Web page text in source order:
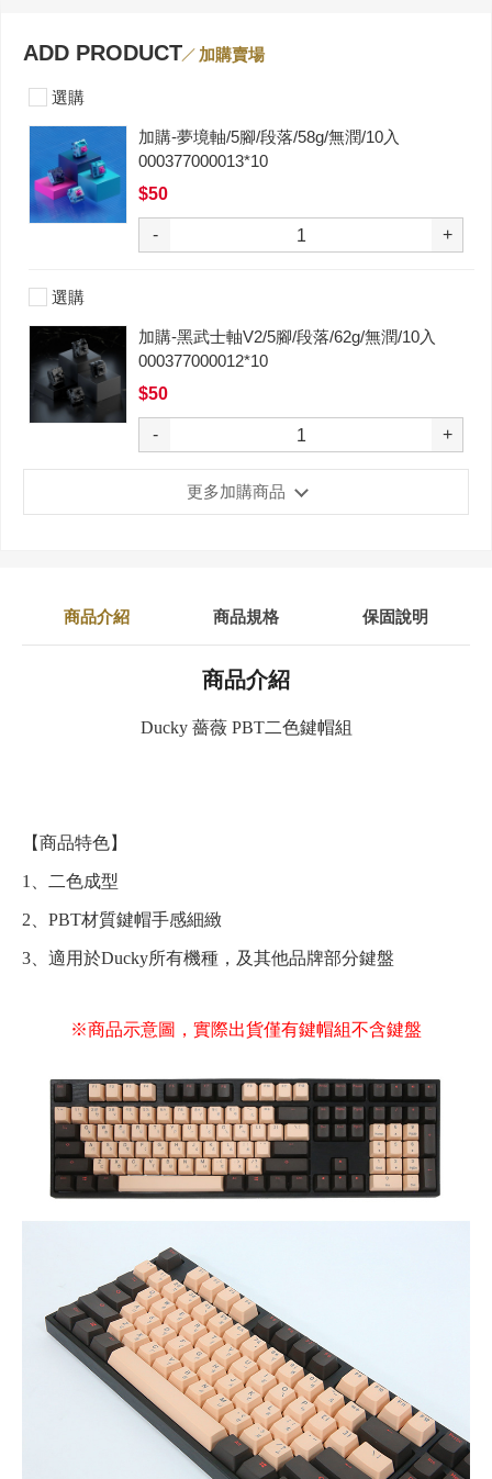
ADD PRODUCT 加購賣場
選購
加購-夢境軸/5腳/段落/58g/無潤/10入
000377000013*10
$50
- +
選購
加購-黑武士軸V2/5腳/段落/62g/無潤/10入
000377000012*10
$50
- +
更多加購商品
商品介紹 商品規格 保固說明
商品介紹
Ducky 薔薇 PBT二色鍵帽組
【商品特色】
1、二色成型
2、PBT材質鍵帽手感細緻
3、適用於Ducky所有機種，及其他品牌部分鍵盤
※商品示意圖，實際出貨僅有鍵帽組不含鍵盤